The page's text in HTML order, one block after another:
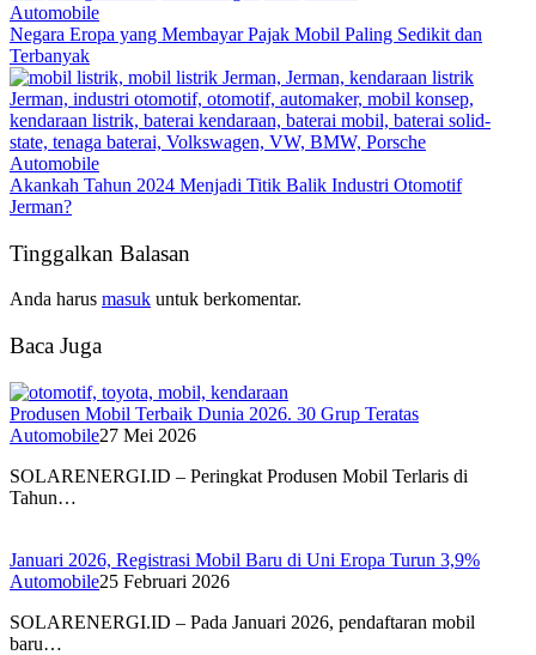
Automobile
Negara Eropa yang Membayar Pajak Mobil Paling Sedikit dan
Terbanyak
Automobile
Akankah Tahun 2024 Menjadi Titik Balik Industri Otomotif
Jerman?
Tinggalkan Balasan
Anda harus masuk untuk berkomentar.
Baca Juga
Produsen Mobil Terbaik Dunia 2026. 30 Grup Teratas
Automobile27 Mei 2026
SOLARENERGI.ID – Peringkat Produsen Mobil Terlaris di
Tahun…
Januari 2026, Registrasi Mobil Baru di Uni Eropa Turun 3,9%
Automobile25 Februari 2026
SOLARENERGI.ID – Pada Januari 2026, pendaftaran mobil
baru…